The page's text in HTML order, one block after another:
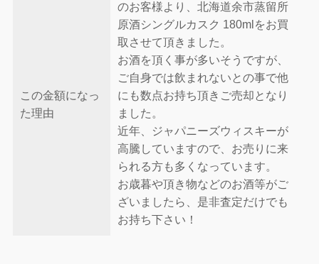
この金額になっ
た理由
のお客様より、北海道余市蒸留所
原酒シングルカスク 180mlをお買
取させて頂きました。
お酒を頂く事が多いそうですが、
ご自身では飲まれないとの事で他
にも数点お持ち頂きご売却となり
ました。
近年、ジャパニーズウィスキーが
高騰していますので、お売りに来
られる方も多くなっています。
お歳暮や頂き物などのお酒等がご
ざいましたら、是非査定だけでも
お持ち下さい！